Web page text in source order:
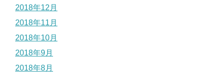
2018年12月
2018年11月
2018年10月
2018年9月
2018年8月